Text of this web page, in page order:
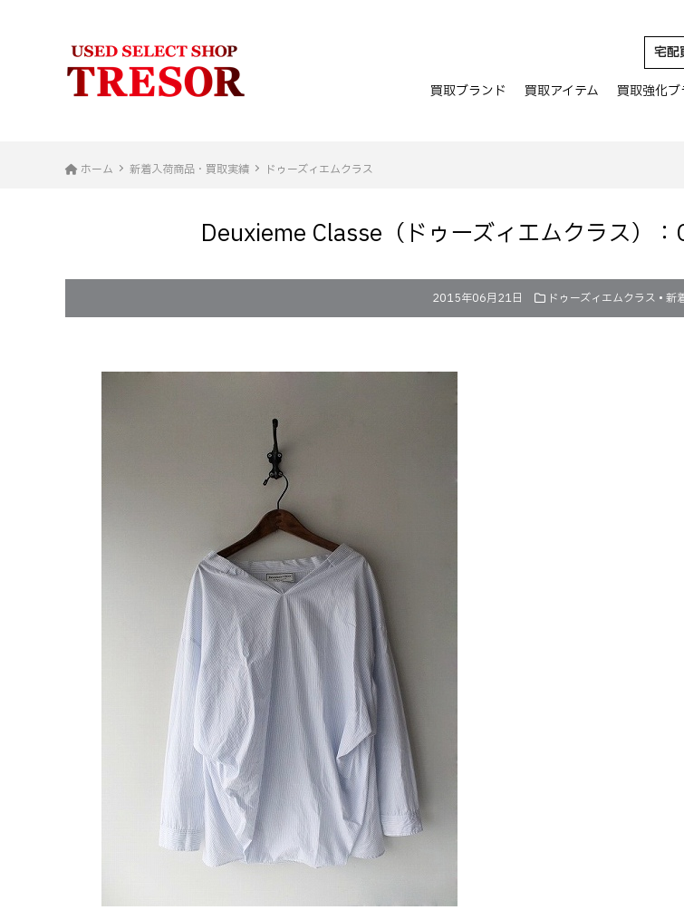
宅配
買取ブランド 買取アイテム 買取強化ブ
ホーム 新着入荷商品・買取実績 ドゥーズィエムクラス
Deuxieme Classe（ドゥーズィエムクラス）
2015年06月21日 ドゥーズィエムクラス • 新